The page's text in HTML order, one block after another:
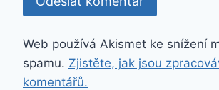
Web používá Akismet ke snížení
spamu. Zjistěte, jak jsou
komentářů.